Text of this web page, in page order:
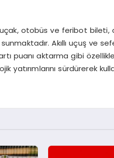
otobüs ve feribot bileti,
Akıllı uçuş ve
puanı aktarma gibi
sürdürerek